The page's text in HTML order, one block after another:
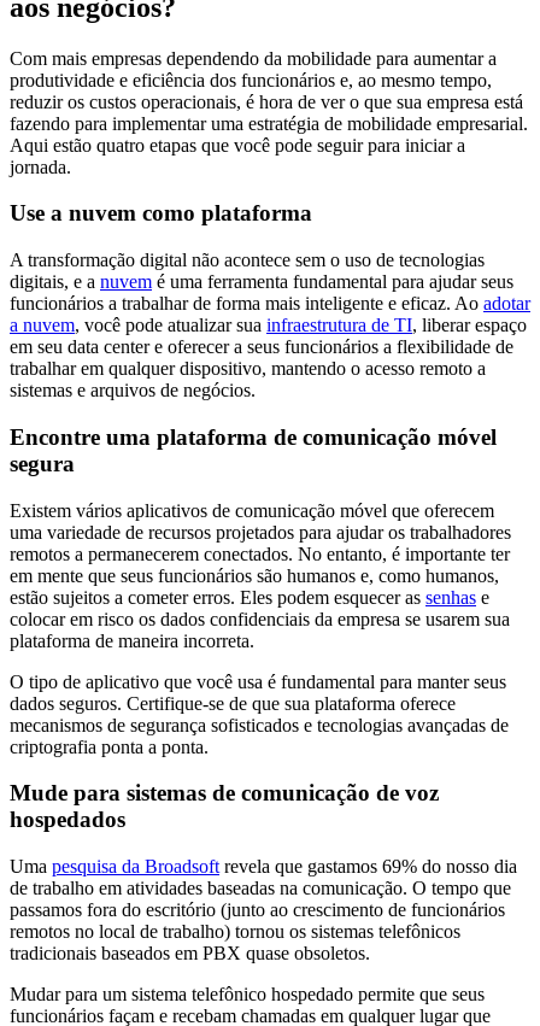
aos negócios?
Com mais empresas dependendo da mobilidade para aumentar a
produtividade e eficiência dos funcionários e, ao mesmo tempo,
reduzir os custos operacionais, é hora de ver o que sua empresa está
fazendo para implementar uma estratégia de mobilidade empresarial.
Aqui estão quatro etapas que você pode seguir para iniciar a
jornada.
Use a nuvem como plataforma
A transformação digital não acontece sem o uso de tecnologias
digitais, e a nuvem é uma ferramenta fundamental para ajudar seus
funcionários a trabalhar de forma mais inteligente e eficaz. Ao adotar
a nuvem, você pode atualizar sua infraestrutura de TI, liberar espaço
em seu data center e oferecer a seus funcionários a flexibilidade de
trabalhar em qualquer dispositivo, mantendo o acesso remoto a
sistemas e arquivos de negócios.
Encontre uma plataforma de comunicação móvel
segura
Existem vários aplicativos de comunicação móvel que oferecem
uma variedade de recursos projetados para ajudar os trabalhadores
remotos a permanecerem conectados. No entanto, é importante ter
em mente que seus funcionários são humanos e, como humanos,
estão sujeitos a cometer erros. Eles podem esquecer as senhas e
colocar em risco os dados confidenciais da empresa se usarem sua
plataforma de maneira incorreta.
O tipo de aplicativo que você usa é fundamental para manter seus
dados seguros. Certifique-se de que sua plataforma oferece
mecanismos de segurança sofisticados e tecnologias avançadas de
criptografia ponta a ponta.
Mude para sistemas de comunicação de voz
hospedados
Uma pesquisa da Broadsoft revela que gastamos 69% do nosso dia
de trabalho em atividades baseadas na comunicação. O tempo que
passamos fora do escritório (junto ao crescimento de funcionários
remotos no local de trabalho) tornou os sistemas telefônicos
tradicionais baseados em PBX quase obsoletos.
Mudar para um sistema telefônico hospedado permite que seus
funcionários façam e recebam chamadas em qualquer lugar que